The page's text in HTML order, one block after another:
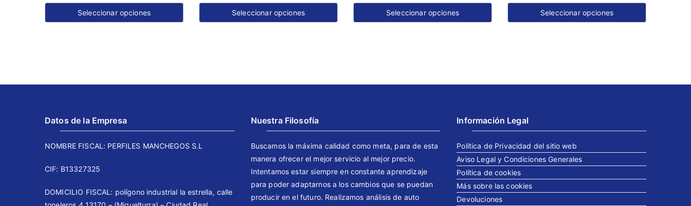
Seleccionar opciones
variantes.
se
en
página
Seleccionar opciones
variantes.
página
Seleccionar opciones
variantes.
elegir
la
página
Seleccionar opciones
variantes.
se
elegir
en
la
página
Datos de la Empresa
NOMBRE FISCAL: PERFILES MANCHEGOS S.L
CIF: B13327325
DOMICILIO FISCAL: polígono industrial la estrella, calle
Nuestra Filosofía
Buscamos la máxima calidad como meta, para de esta
manera ofrecer el mejor servicio al mejor precio.
Intentamos estar siempre en constante aprendizaje
para poder adaptarnos a los cambios que se puedan
producir en el futuro. Realizamos análisis de auto
Información Legal
Política de Privacidad del sitio web
Aviso Legal y Condiciones Generales
Política de cookies
Más sobre las cookies
Devoluciones